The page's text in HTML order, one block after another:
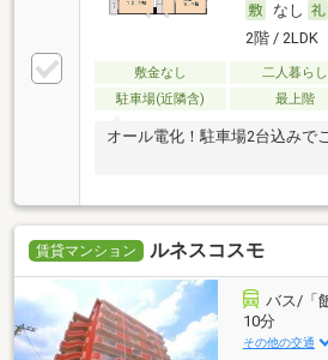
なし
2階 / 2LDK
敷金なし 二人暮らし
駐車場(近隣含)
最上階
オール電化！駐車場2台込みで
賃貸マンション ルネスコスモ
バス/「
10分
その他の交通